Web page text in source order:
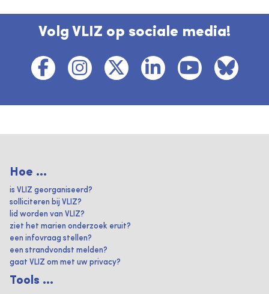
Volg VLIZ op sociale media!
Hoe ...
is VLIZ georganiseerd?
solliciteren bij VLIZ?
lid worden van VLIZ?
ziet het marien onderzoek eruit?
een infovraag stellen?
een strandvondst melden?
gaat VLIZ om met uw privacy?
Tools ...